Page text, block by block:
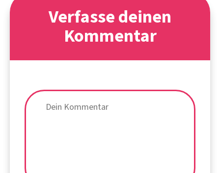
Verfasse deinen
Kommentar